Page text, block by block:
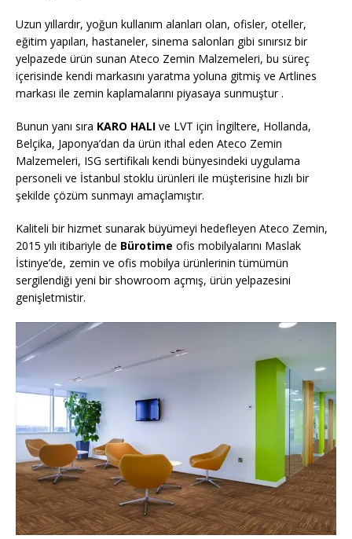
Uzun yıllardır, yoğun kullanım alanları olan, ofisler, oteller,
eğitim yapıları, hastaneler, sinema salonları gibi sınırsız bir
yelpazede ürün sunan Ateco Zemin Malzemeleri, bu süreç
içerisinde kendi markasını yaratma yoluna gitmiş ve Artlines
markası ile zemin kaplamalarını piyasaya sunmuştur .
Bunun yanı sıra KARO HALI ve LVT için İngiltere, Hollanda,
Belçika, Japonya’dan da ürün ithal eden Ateco Zemin
Malzemeleri, ISG sertifikalı kendi bünyesindeki uygulama
personeli ve İstanbul stoklu ürünleri ile müşterisine hızlı bir
şekilde çözüm sunmayı amaçlamıştır.
Kaliteli bir hizmet sunarak büyümeyi hedefleyen Ateco Zemin,
2015 yılı itibariyle de Bürotime ofis mobilyalarını Maslak
İstinye’de, zemin ve ofis mobilya ürünlerinin tümümün
sergilendiği yeni bir showroom açmış, ürün yelpazesini
genişletmistir.